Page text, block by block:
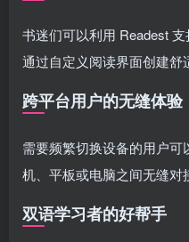
书迷们可以利用 Readest
通过自定义阅读界面创建舒
跨平台用户的无缝体验
需要频繁切换设备的用户
机、平板或电脑之间无缝对
双语学习者的好帮手